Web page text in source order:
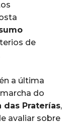
de
a última
do
das Praterías,
avaliar sobre